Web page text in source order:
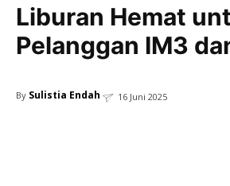
Liburan Hemat
Pelanggan IM3
By Sulistia Endah 16 Juni 2025